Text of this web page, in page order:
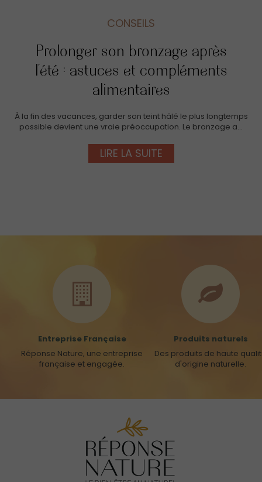
CONSEILS
Prolonger son bronzage après
l’été : astuces et compléments
alimentaires
À la fin des vacances, garder son teint hâlé le plus longtemps
possible devient une vraie préoccupation. Le bronzage a…
LIRE LA SUITE
Entreprise Française
Réponse Nature, une entreprise
française et engagée.
Produits naturels
Des produits de haute
d'origine naturelle.